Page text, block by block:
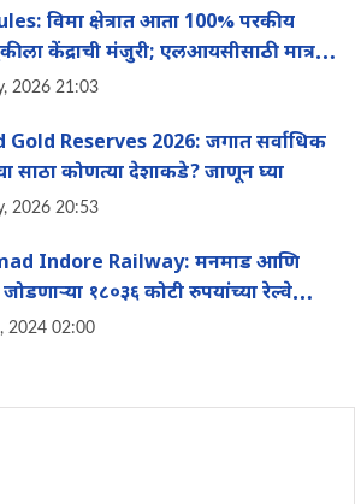
विमा क्षेत्रात आता 100% परकीय
केंद्राची मंजुरी; एलआयसीसाठी मात्र
पाहा काय बदलले
2026 21:03
Gold Reserves 2026: जगात सर्वाधिक
साठा कोणत्या देशाकडे? जाणून घ्या
2026 20:53
Indore Railway: मनमाड आण‍ि
१८०३६ कोटी रुपयांच्या रेल्वे
मंत्र‍िमंडळाने द‍िली मान्यता
2024 02:00